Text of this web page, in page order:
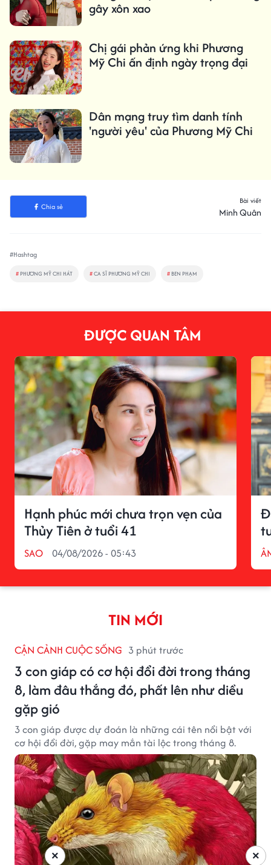
gây xôn xao
Chị gái phản ứng khi Phương
Mỹ Chi ấn định ngày trọng đại
Dân mạng truy tìm danh tính
'người yêu' của Phương Mỹ Chi
Chia sẻ
Bài viết
Minh Quân
#Hashtag
# PHƯƠNG MỸ CHI HÁT #CA SĨ PHƯƠNG MỸ CHI # BEN PHẠM
ĐƯỢC QUAN TÂM
Hạnh phúc mới chưa trọn vẹn của
Thủy Tiên ở tuổi 41
SAO 04/08/2026 - 05:43
TIN MỚI
CẬN CẢNH CUỘC SỐNG 3 phút trước
3 con giáp có cơ hội đổi đời trong tháng
8, làm đâu thắng đó, phất lên như diều
gặp gió
3 con giáp được dự đoán là những cái tên nổi bật với
cơ hội đổi đời, gặp may mắn tài lộc trong tháng 8.
×
×